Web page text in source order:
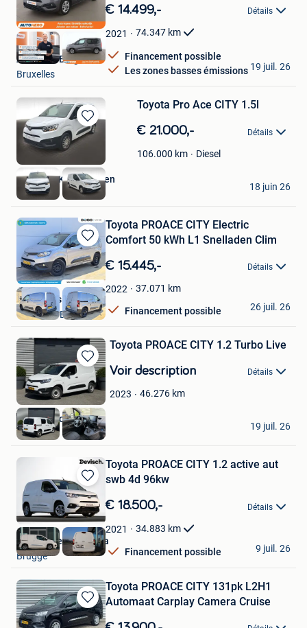
dans
Favoris
€ 14.499,- Détails
2021 74.347 km
Financement possible
Les zones basses émissions
Autohero België
Bruxelles
19 juil. 26
Sauvegarder
dans
Favoris
Toyota Pro Ace CITY 1.5l
€ 21.000,- Détails
106.000 km Diesel
HANSWIJK - Mechelen
Malines
18 juin 26
Sauvegarder
dans
Mes
Favoris
Toyota PROACE CITY Electric
Comfort 50 kWh L1 Snelladen Clim
€ 15.445,- Détails
2022 37.071 km
Financement possible
Boss Vans
VELDHOVEN
26 juil. 26
Sauvegarder
dans
Mes
Favoris
Toyota PROACE CITY 1.2 Turbo Live
Voir description Détails
2023 46.276 km
Autoaanbod.nu
Boekel
19 juil. 26
Sauvegarder
dans
Mes
Favoris
Toyota PROACE CITY 1.2 active aut
swb 4d 96kw
€ 18.500,- Détails
2021 34.883 km
Financement possible
Garage Devisch Bvba
Brugge
9 juil. 26
Sauvegarder
dans
Toyota PROACE CITY 131pk L2H1
Automaat Carplay Camera Cruise